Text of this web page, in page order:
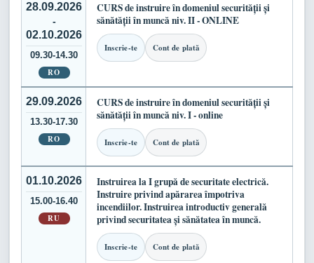
28.09.2026
-
02.10.2026
09.30-14.30
RO
CURS de instruire în domeniul securității și
sănătății în muncă niv. II - ONLINE
Inscrie-te Cont de plată
29.09.2026
13.30-17.30
RO
CURS de instruire în domeniul securității și
sănătății în muncă niv. I - online
Inscrie-te Cont de plată
01.10.2026
15.00-16.40
RU
Instruirea la I grupă de securitate electrică.
Instruire privind apărarea împotriva
incendiilor. Instruirea introductiv generală
privind securitatea și sănătatea în muncă.
Inscrie-te Cont de plată